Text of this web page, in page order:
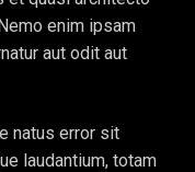
enim ipsam
aut odit aut
natus error sit
laudantium, totam